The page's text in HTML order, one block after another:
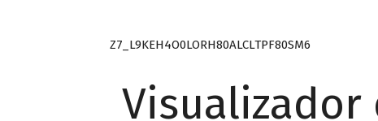
Z7_L9KEH4O0LORH80ALCLTPF80SM6
Visualizador